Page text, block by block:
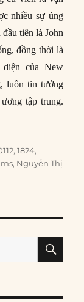
nhiều sự ủng
tiên là John
đồng thời là
của New
luôn tin tưởng
tập trung.
phiếu chọn
,1824,
, Nguyễn Thị